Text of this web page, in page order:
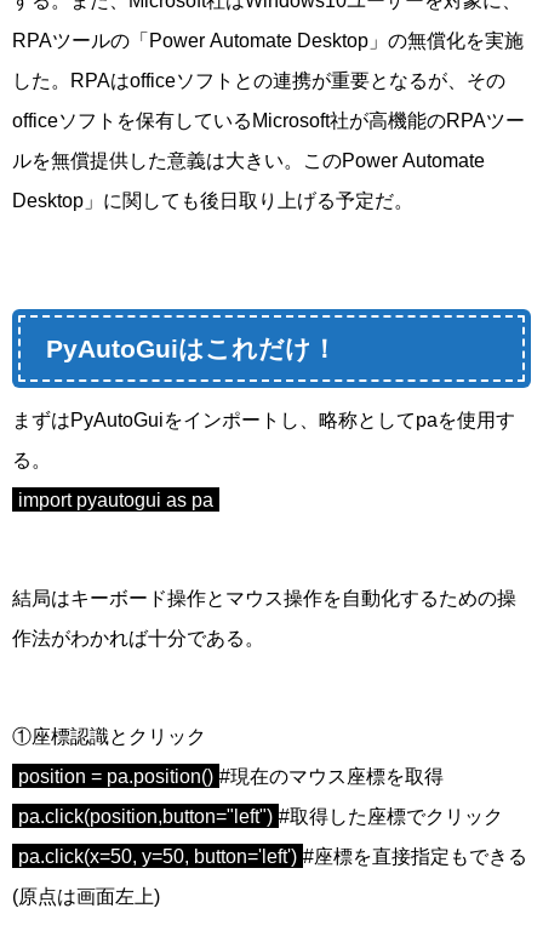
RPAツールの「Power Automate Desktop」の無償化を実施
した。RPAはofficeソフトとの連携が重要となるが、その
officeソフトを保有しているMicrosoft社が高機能のRPAツー
ルを無償提供した意義は大きい。このPower Automate
Desktop」に関しても後日取り上げる予定だ。
PyAutoGuiはこれだけ！
まずはPyAutoGuiをインポートし、略称としてpaを使用す
る。
import pyautogui as pa
結局はキーボード操作とマウス操作を自動化するための操
作法がわかれば十分である。
①座標認識とクリック
position = pa.position() #現在のマウス座標を取得
pa.click(position,button="left") #取得した座標でクリック
pa.click(x=50, y=50, button='left') #座標を直接指定もできる
(原点は画面左上)